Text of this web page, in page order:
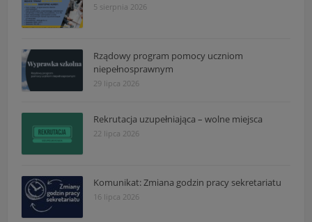
5 sierpnia 2026
Rządowy program pomocy uczniom
niepełnosprawnym
29 lipca 2026
Rekrutacja uzupełniająca – wolne miejsca
22 lipca 2026
Komunikat: Zmiana godzin pracy sekretariatu
16 lipca 2026